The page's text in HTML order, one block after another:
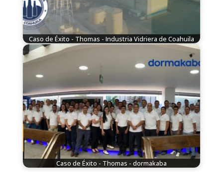
Caso de Éxito - Thomas - Industria Vidriera de Coahuila
Caso de Éxito - Thomas - dormakaba